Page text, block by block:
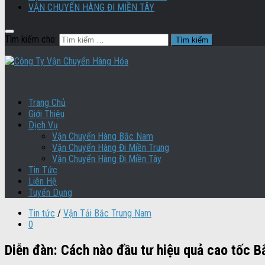
VẬN CHUYỂN HÀNG ĐI MIỀN TÂY
Tìm kiếm cho:
Trang Chủ
Giới Thiệu
Dịch Vụ
Vận Chuyển Hàng Bắc Nam
Vận Chuyển Hàng Đi Miền Trung
Vận Chuyển Hàng Đi Miền Tây
Tin Tức
Liên Hệ
Tuyển Dụng
Tin tức / Vận Tải Bắc Trung Nam
0
Diễn đàn: Cách nào đầu tư hiệu quả cao tốc